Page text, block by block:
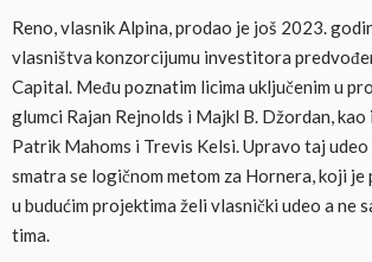
Reno, vlasnik Alpina, prodao je još 2023.
vlasništva konzorcijumu investitora
Capital. Među poznatim licima uključenim u
glumci Rajan Rejnolds i Majkl B. Džordan, kao
Patrik Mahoms i Trevis Kelsi. Upravo taj
smatra se logičnom metom za Hornera, koji je
u budućim projektima želi vlasnički udeo a ne
tima.